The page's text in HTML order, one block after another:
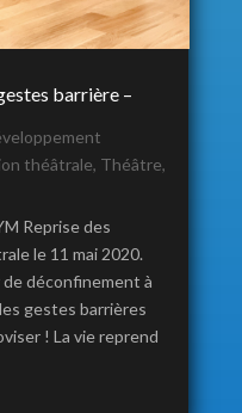
barrière –
théâtrale, Théâtre,
Reprise des
le 11 mai 2020.
de déconfinement à
gestes barrières
! La vie reprend